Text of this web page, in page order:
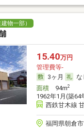
物一部）
15.40万円
管理費等-
3ヶ月
な
面積94m2
1962年1月(築64
西鉄甘木線
福岡県朝倉